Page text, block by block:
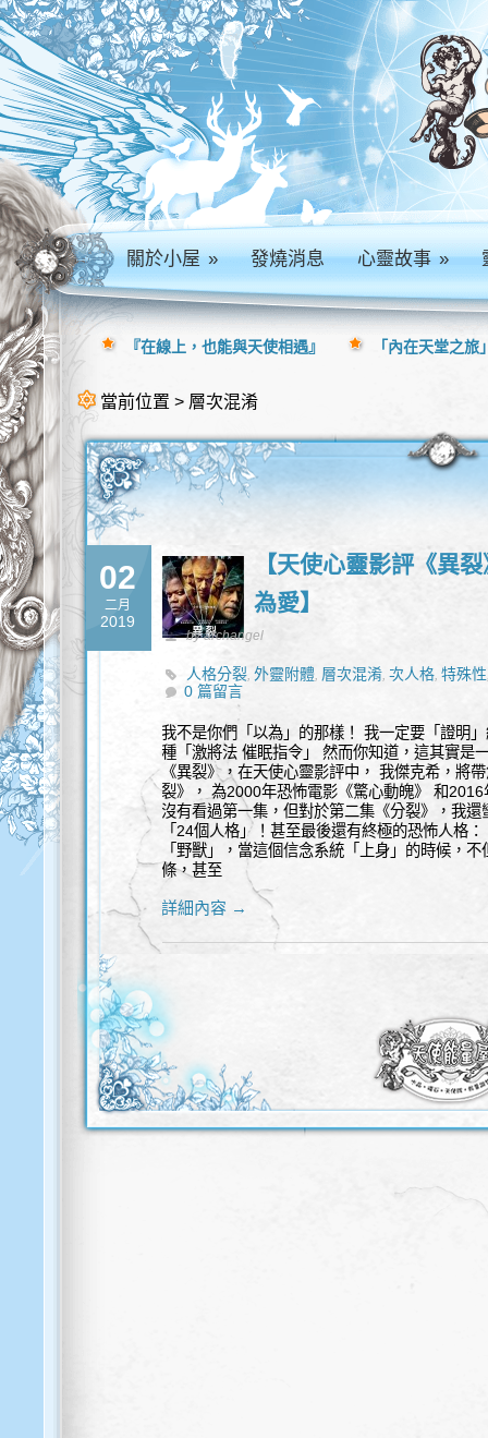
關於小屋» 發燒消息 心靈故事»
當前位置 > 層次混淆
02
二月
2019
【天使心靈影評《異
為愛】
by archangel
人格分裂,外靈附體, 層次混淆,次人格,特殊性
0 篇留言
我不是你們「以為」的那樣！ 我一定要「證明
種「激將法 催眠指令」 然而你知道，這其實是
《異裂》，在天使心靈影評中， 我傑克希，將
裂》， 為2000年恐怖電影《驚心動魄》 和
沒有看過第一集，但對於第二集《分裂》，我
「24個人格」！甚至最後還有終極的恐怖人格
「野獸」，當這個信念系統「上身」的時候，
條，甚至
詳細內容 →
『在線上，也能與天使相遇』 「內在天堂之